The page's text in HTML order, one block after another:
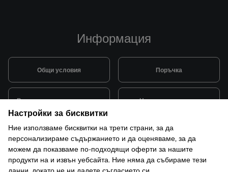
Информация
Общи условия Поръчка
Видове и цена за транспорт Начини на плащане
Система за лоялни клиенти Монтаж и поддръжка
Рекламации и гаранция
Настройки за бисквитки
Ние използваме бисквитки на трети страни, за да
персонализираме съдържанието и да оценяваме, за да
можем да показваме по-подходящи оферти за нашите
продукти на и извън уебсайта. Ние няма да събираме тези